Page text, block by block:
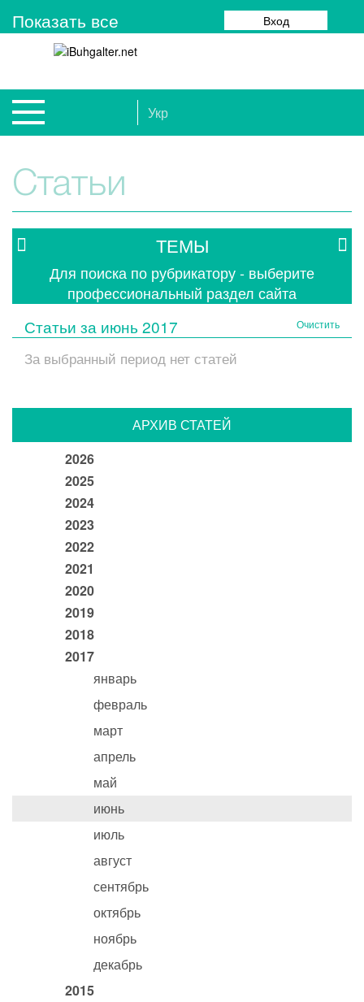
Показать все Вход
Укр
Статьи
ТЕМЫ
Для поиска по рубрикатору - выберите
профессиональный раздел сайта
Статьи за июнь 2017 Очистить
За выбранный период нет статей
АРХИВ СТАТЕЙ
2026
2025
2024
2023
2022
2021
2020
2019
2018
2017
январь
февраль
март
апрель
май
июнь
июль
август
сентябрь
октябрь
ноябрь
декабрь
2015